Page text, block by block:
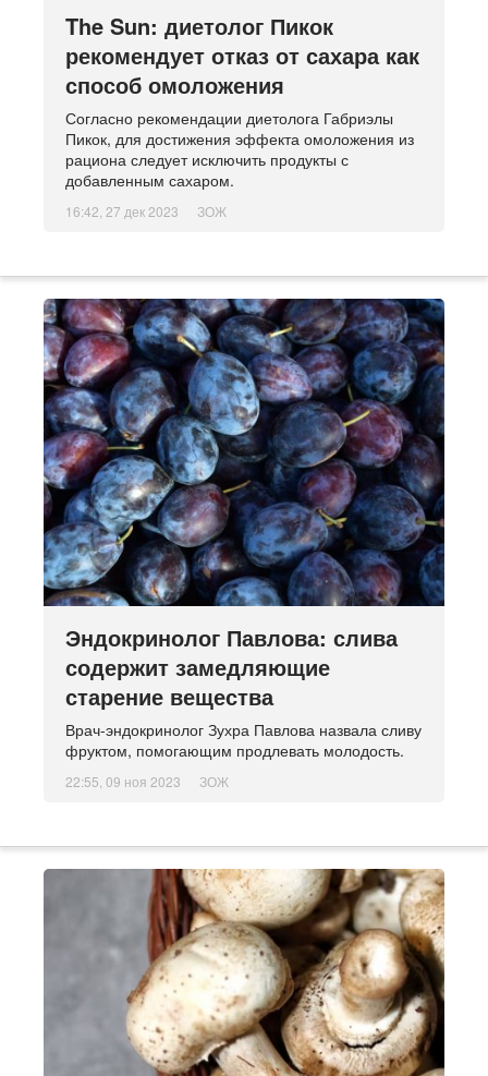
The Sun: диетолог Пикок
рекомендует отказ от сахара как
способ омоложения
Согласно рекомендации диетолога Габриэлы
Пикок, для достижения эффекта омоложения из
рациона следует исключить продукты с
добавленным сахаром.
16:42, 27 дек 2023 ЗОЖ
Эндокринолог Павлова: слива
содержит замедляющие
старение вещества
Врач-эндокринолог Зухра Павлова назвала сливу
фруктом, помогающим продлевать молодость.
22:55, 09 ноя 2023 ЗОЖ